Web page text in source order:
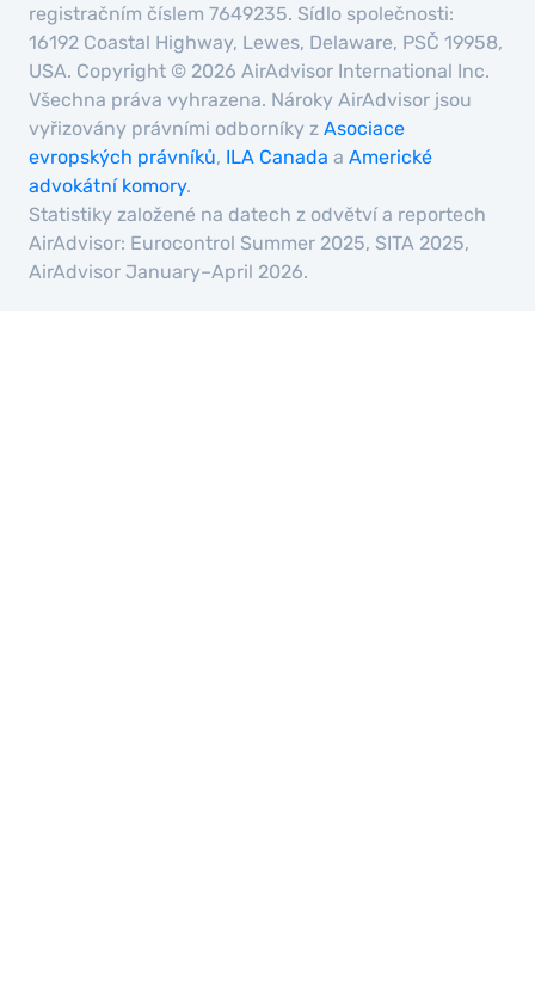
registračním číslem 7649235. Sídlo společnosti:
16192 Coastal Highway, Lewes, Delaware, PSČ 19958,
USA. Copyright © 2026 AirAdvisor International Inc.
Všechna práva vyhrazena. Nároky AirAdvisor jsou
vyřizovány právními odborníky z Asociace
evropských právníků, ILA Canada a Americké
advokátní komory.
Statistiky založené na datech z odvětví a reportech
AirAdvisor: Eurocontrol Summer 2025, SITA 2025,
AirAdvisor January–April 2026.